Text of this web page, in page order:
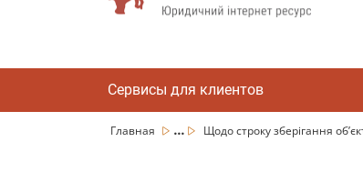
Сервисы для клиентов
Главная ... Щодо строку зберігання